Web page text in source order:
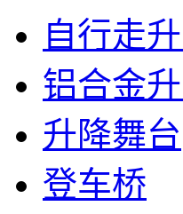
自行走
铝合金
升降舞台
登车桥